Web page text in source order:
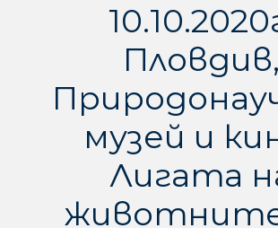
Пловдив,
музей и
Лигата